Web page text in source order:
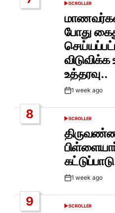
POSTED
SCROLLER
போது
உத்தரவு..
Post1 week ago
8
POSTED
SCROLLER
Post1 week ago
9
POSTED
SCROLLER